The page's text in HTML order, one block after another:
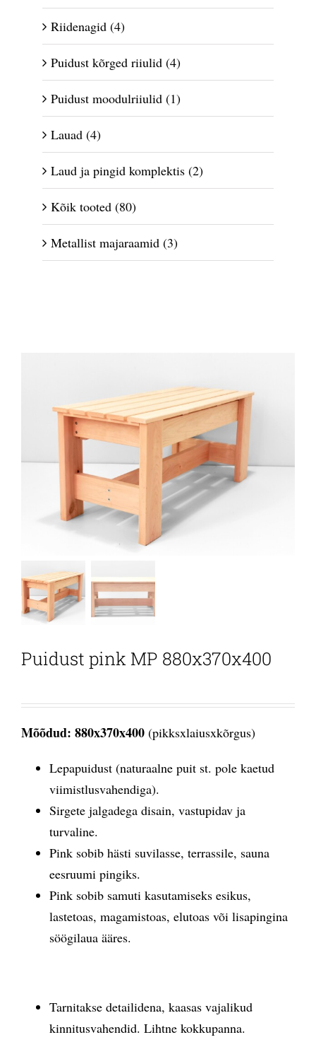
Puidust pink MP 880x370x400
Mõõdud: 880x370x400 (pikksxlaiusxkõrgus)
Lepapuidust (naturaalne puit st. pole kaetud
viimistlusvahendiga).
Sirgete jalgadega disain, vastupidav ja
turvaline.
Pink sobib hästi suvilasse, terrassile, sauna
eesruumi pingiks.
Pink sobib samuti kasutamiseks esikus,
lastetoas, magamistoas, elutoas või lisapingina
söögilaua ääres.
Tarnitakse detailidena, kaasas vajalikud
kinnitusvahendid. Lihtne kokkupanna.
Riidenagid (4)
Puidust kõrged riiulid (4)
Puidust moodulriiulid (1)
Lauad (4)
Laud ja pingid komplektis (2)
Kõik tooted (80)
Metallist majaraamid (3)